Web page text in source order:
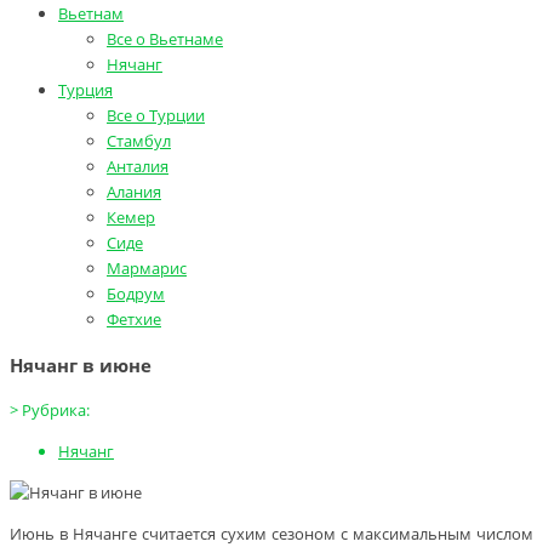
Вьетнам
Все о Вьетнаме
Нячанг
Турция
Все о Турции
Стамбул
Анталия
Алания
Кемер
Сиде
Мармарис
Бодрум
Фетхие
Нячанг в июне
> Рубрика:
Нячанг
Июнь в Нячанге считается сухим сезоном с максимальным числом